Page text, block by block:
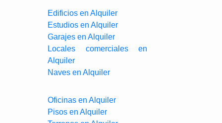
Edificios en Alquiler
Estudios en Alquiler
Garajes en Alquiler
Locales comerciales en
Alquiler
Naves en Alquiler
Oficinas en Alquiler
Pisos en Alquiler